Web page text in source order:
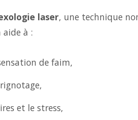
laser, une technique
à :
de faim,
et le stress,